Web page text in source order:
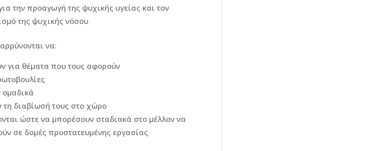
την προαγωγή της ψυχικής υγείας και τον
της ψυχικής νόσου
να:
για θέματα που τους αφορούν
ομαδικά
διαβίωσή τους στο χώρο
ώστε να μπορέσουν σταδιακά στο μέλλον να
σε δομές προστατευμένης εργασίας